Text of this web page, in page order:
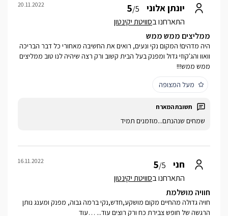
יונתן אלוני 5/5
התארחנו בסוויטת יקינטון
20.11.2022
ממליצים ממש ממש
היה מדהים! המקום נקי ונעים, רואים את החשיבה מאחורי כל דבר הבריכה
וואוו והג'קוזי גדול ומפנק בעל הבית קשוב ורק רצה שיהיה לנו טוב ממליצים
ממש ממש!!!
מעל המצופה
שמחים שנהנתם...מוזמנים תמיד
חני 5/5
התארחנו בסוויטת יקינטון
16.11.2022
חוויה מושלמת
חויה גדולה מהחיים מקום מושקע,חדש,נקי ברמה גבוה, מפנק ומענג נותן
הרגשה של חופש צבירת כח ורק רוצים עוד... …עוד